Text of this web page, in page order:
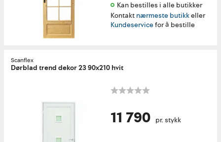
Kan bestilles i alle butikker
Kontakt nærmeste butikkeller
Kundeservicefor å bestille
Scanflex
Dørblad trend dekor 23 90x210 hvit
11 790 pr. stykk